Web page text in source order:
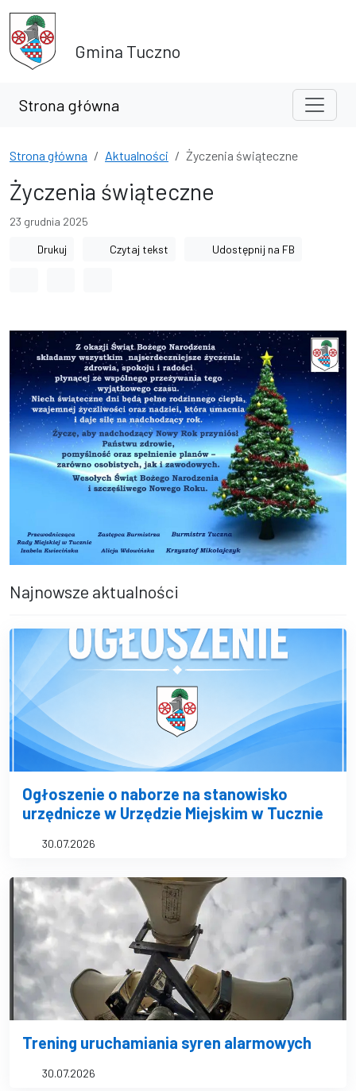
Przejdź do treści
Przejdź do wyszukiwarki
Gmina Tuczno
Strona główna
Strona główna Aktualności Życzenia świąteczne
Życzenia świąteczne
23 grudnia 2025
Drukuj Czytaj tekst Udostępnij na FB
Najnowsze aktualności
Ogłoszenie o naborze na stanowisko
urzędnicze w Urzędzie Miejskim w Tucznie
30.07.2026
Trening uruchamiania syren alarmowych
30.07.2026